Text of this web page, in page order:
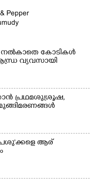
നൽകാതെ കോടികൾ
വ്യവസായി
പ്രഥമശുശ്രൂഷ,
മുങ്ങിമരണങ്ങൾ
ആര്